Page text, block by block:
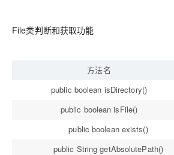
File类判断和获取功能
方法名
public boolean isDirectory()
public boolean isFile()
public boolean exists()
public String getAbsolutePath()